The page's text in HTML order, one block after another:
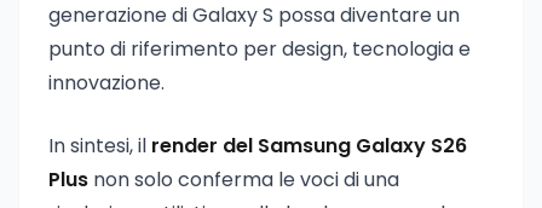
generazione di Galaxy S possa diventare un
punto di riferimento per design, tecnologia e
innovazione.
In sintesi, il render del Samsung Galaxy S26
Plus non solo conferma le voci di una